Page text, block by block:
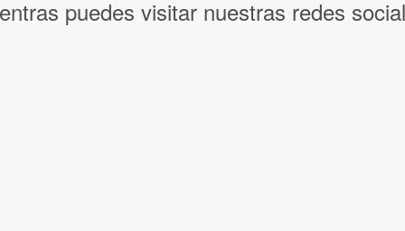
puedes visitar nuestras redes